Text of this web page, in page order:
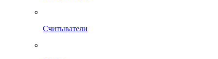
Считыватели